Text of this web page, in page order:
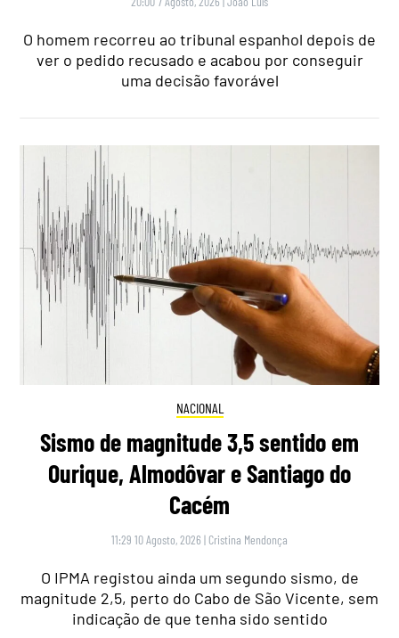
O homem recorreu ao tribunal espanhol depois de
ver o pedido recusado e acabou por conseguir
uma decisão favorável
NACIONAL
Sismo de magnitude 3,5 sentido em
Ourique, Almodôvar e Santiago do
Cacém
11:29 10 Agosto, 2026 | Cristina Mendonça
O IPMA registou ainda um segundo sismo, de
magnitude 2,5, perto do Cabo de São Vicente, sem
indicação de que tenha sido sentido